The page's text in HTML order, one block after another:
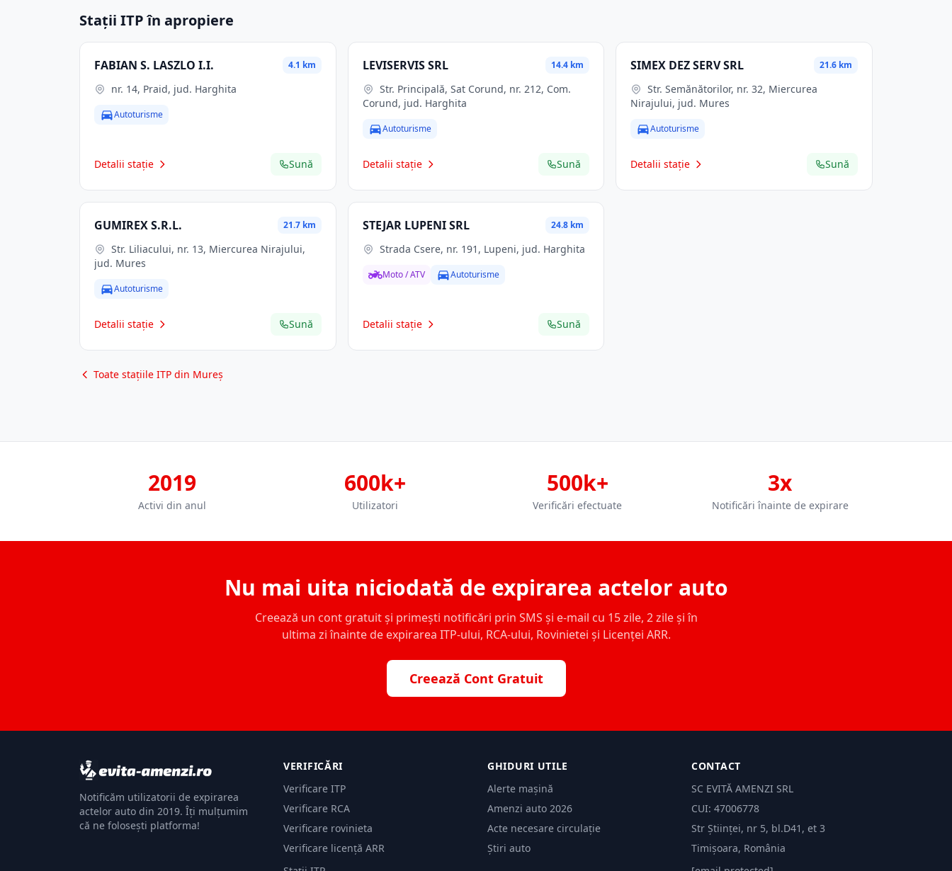
Stații ITP în apropiere
FABIAN S. LASZLO I.I. 4.1 km
nr. 14, Praid, jud. Harghita
Autoturisme
Detalii stație Sună
LEVISERVIS SRL 14.4 km
Corund, jud. Harghita
Autoturisme
Detalii stație Sună
SIMEX DEZ SERV SRL 21.6 km
Str. Semănătorilor, nr. 32, Miercurea
Nirajului, jud. Mures
Autoturisme
Detalii stație Sună
GUMIREX S.R.L. 21.7 km
jud. Mures
Autoturisme
Detalii stație Sună
STEJAR LUPENI SRL 24.8 km
Strada Csere, nr. 191, Lupeni, jud. Harghita
Moto / ATV Autoturisme
Detalii stație Sună
Toate stațiile ITP din Mureș
2019
Activi din anul
600k+
Utilizatori
500k+
Verificări efectuate
3x
Notificări înainte de expirare
Nu mai uita niciodată de expirarea actelor auto
Creează un cont gratuit și primești notificări prin SMS și e-mail cu 15 zile, 2 zile și în
ultima zi înainte de expirarea ITP-ului, RCA-ului, Rovinietei și Licenței ARR.
Creează Cont Gratuit
Notificăm utilizatorii de expirarea
actelor auto din 2019. Îți mulțumim
că ne folosești platforma!
VERIFICĂRI
Verificare ITP
Verificare RCA
Verificare rovinieta
Verificare licență ARR
GHIDURI UTILE
Alerte mașină
Amenzi auto 2026
Acte necesare circulație
Știri auto
CONTACT
SC EVITĂ AMENZI SRL
CUI: 47006778
Str Științei, nr 5, bl.D41, et 3
Timișoara, România